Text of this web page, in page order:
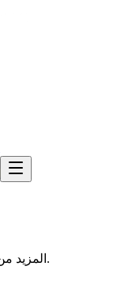
المزيد من الأدوات في هذه الفئة دون مغادرة هذه الصفحة.